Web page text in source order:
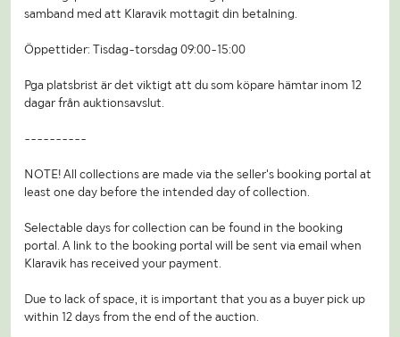
samband med att Klaravik mottagit din betalning.
Öppettider: Tisdag-torsdag 09:00-15:00
Pga platsbrist är det viktigt att du som köpare hämtar inom 12
dagar från auktionsavslut.
----------
NOTE! All collections are made via the seller's booking portal at
least one day before the intended day of collection.
Selectable days for collection can be found in the booking
portal. A link to the booking portal will be sent via email when
Klaravik has received your payment.
Due to lack of space, it is important that you as a buyer pick up
within 12 days from the end of the auction.